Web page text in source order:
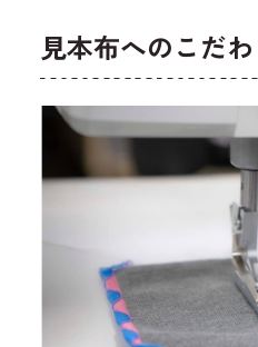
見本布へのこだわ